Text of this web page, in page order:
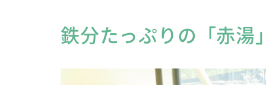
鉄分たっぷりの「赤湯